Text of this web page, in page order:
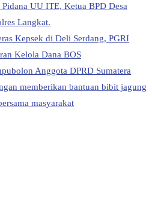
UU ITE, Ketua BPD Desa
Langkat.
Kepsek di Deli Serdang, PGRI
Kelola Dana BOS
Anggota DPRD Sumatera
memberikan bantuan bibit jagung
masyarakat